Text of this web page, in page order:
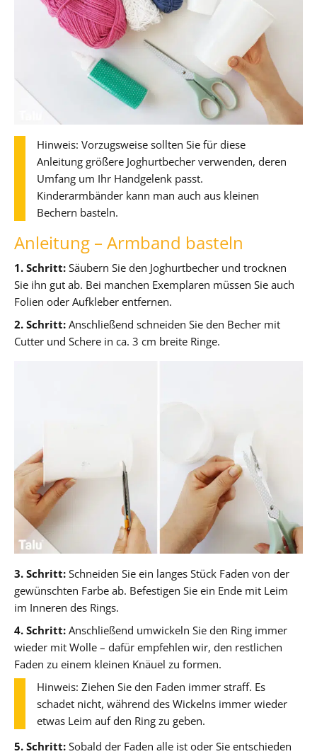
Hinweis: Vorzugsweise sollten Sie für diese
Anleitung größere Joghurtbecher verwenden, deren
Umfang um Ihr Handgelenk passt.
Kinderarmbänder kann man auch aus kleinen
Bechern basteln.
Anleitung – Armband basteln
1. Schritt: Säubern Sie den Joghurtbecher und trocknen
Sie ihn gut ab. Bei manchen Exemplaren müssen Sie auch
Folien oder Aufkleber entfernen.
2. Schritt: Anschließend schneiden Sie den Becher mit
Cutter und Schere in ca. 3 cm breite Ringe.
3. Schritt: Schneiden Sie ein langes Stück Faden von der
gewünschten Farbe ab. Befestigen Sie ein Ende mit Leim
im Inneren des Rings.
4. Schritt: Anschließend umwickeln Sie den Ring immer
wieder mit Wolle – dafür empfehlen wir, den restlichen
Faden zu einem kleinen Knäuel zu formen.
Hinweis: Ziehen Sie den Faden immer straff. Es
schadet nicht, während des Wickelns immer wieder
etwas Leim auf den Ring zu geben.
5. Schritt: Sobald der Faden alle ist oder Sie entschieden